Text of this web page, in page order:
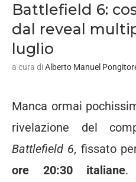
Battlefield 6:
dal reveal
luglio
a cura diAlberto Manuel
Manca ormai
rivelazione del
Battlefield 6, fissato
ore 20:30 italiane.